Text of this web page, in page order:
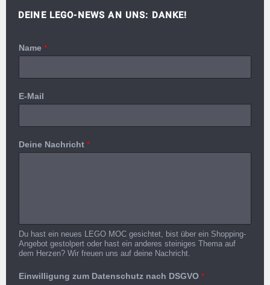
DEINE LEGO-NEWS AN UNS: DANKE!
Name *
E-Mail
Deine Nachricht *
Du hast ein neues LEGO MOC gesichtet, bist über ein Shopping-
Angebot gestolpert oder hast ein anderes steiniges Thema auf
dem Herzen? Wir freuen uns auf deine Nachricht.
Einwilligung zum Datenschutz nach DSGVO *